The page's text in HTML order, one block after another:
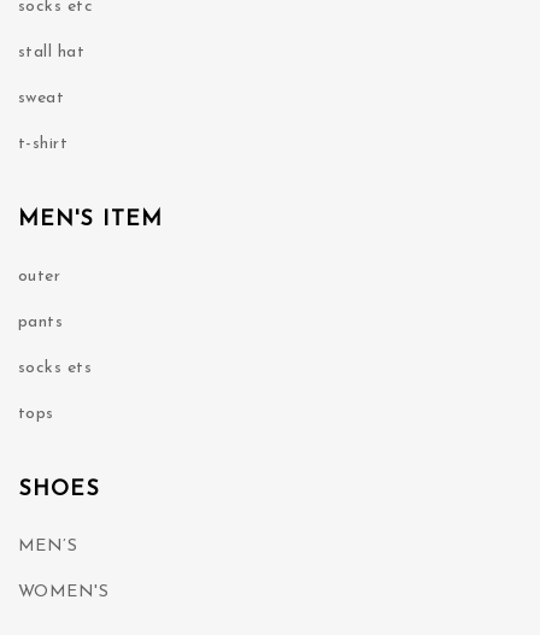
socks etc
stall hat
sweat
t-shirt
MEN'S ITEM
outer
pants
socks ets
tops
SHOES
MEN’S
WOMEN'S